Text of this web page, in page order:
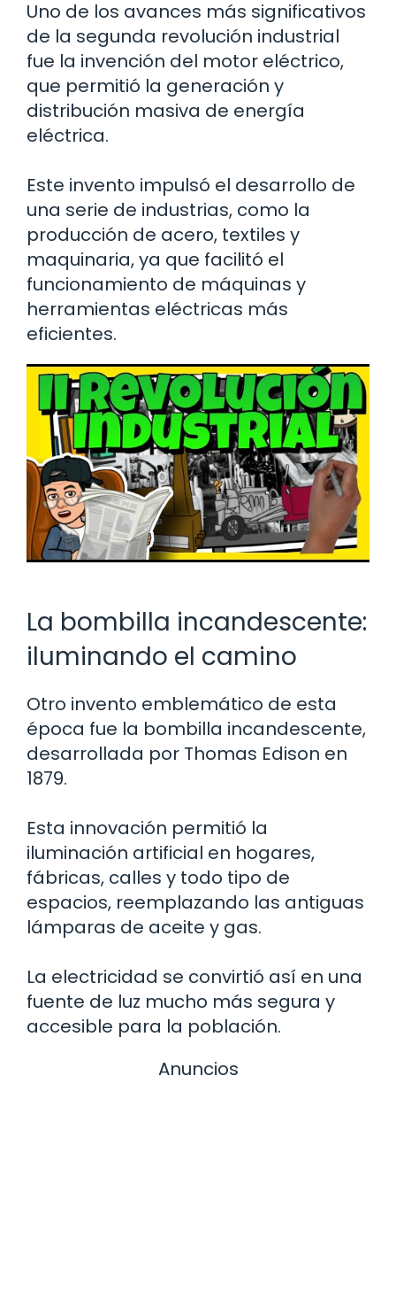
Uno de los avances más significativos
de la segunda revolución industrial
fue la invención del motor eléctrico,
que permitió la generación y
distribución masiva de energía
eléctrica.
Este invento impulsó el desarrollo de
una serie de industrias, como la
producción de acero, textiles y
maquinaria, ya que facilitó el
funcionamiento de máquinas y
herramientas eléctricas más
eficientes.
La bombilla incandescente:
iluminando el camino
Otro invento emblemático de esta
época fue la bombilla incandescente,
desarrollada por Thomas Edison en
1879.
Esta innovación permitió la
iluminación artificial en hogares,
fábricas, calles y todo tipo de
espacios, reemplazando las antiguas
lámparas de aceite y gas.
La electricidad se convirtió así en una
fuente de luz mucho más segura y
accesible para la población.
Anuncios